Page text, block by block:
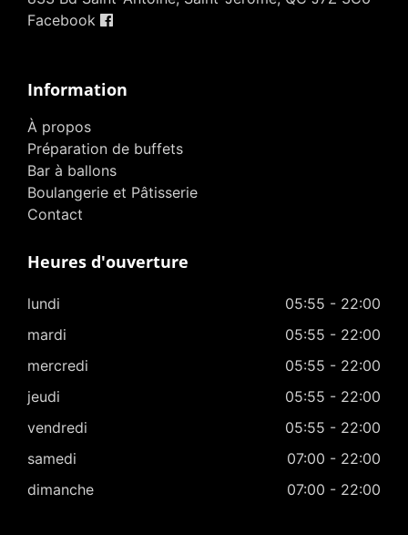
Facebook
Information
À propos
Préparation de buffets
Bar à ballons
Boulangerie et Pâtisserie
Contact
Heures d'ouverture
lundi
05:55 - 22:00
mardi
05:55 - 22:00
mercredi
05:55 - 22:00
jeudi
05:55 - 22:00
vendredi
05:55 - 22:00
samedi
07:00 - 22:00
dimanche
07:00 - 22:00